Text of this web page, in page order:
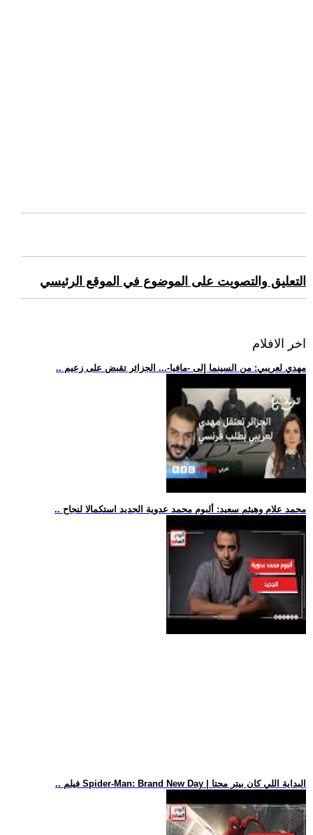
التعليق والتصويت على الموضوع في الموقع الرئيسي
اخر الافلام
.. مهدي لعريبي: من السينما إلى -مافيا-... الجزائر تقبض على زعيم
.. محمد علام وهيثم سعيد: ألبوم محمد عدوية الجديد استكمالا لنجاح
.. فيلم Spider-Man: Brand New Day | البداية اللي كان بيتر محتا